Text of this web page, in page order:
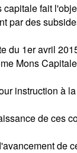
fait
par des
du 1er avril
Mons
instruction à
de ces
de